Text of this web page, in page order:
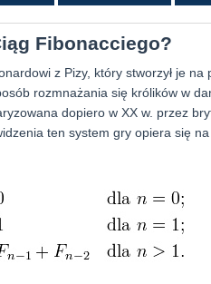
Fibonacciego?
z Pizy, który stworzył je na
rozmnażania się królików w
dopiero w XX w. przez
ten system gry opiera się